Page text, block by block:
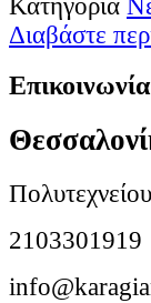
Κατηγορία
Διαβάστε
Επικοινωνία
2103301919